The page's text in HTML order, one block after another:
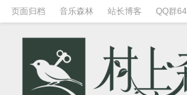
页面归档 音乐森林 站长博客 QQ群